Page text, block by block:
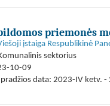
priemonės
įstaiga Respublikinė
sektorius
10-09
data: 2023-IV ketv. -